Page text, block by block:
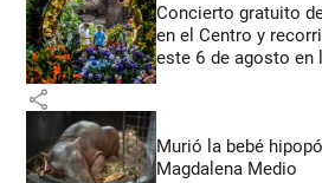
Concierto gratuito
en el Centro y
este 6 de agosto en
share
Murió la bebé
Magdalena Medio